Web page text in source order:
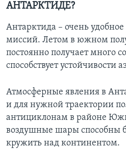
АНТАРКТИДЕ?
Антарктида – очень
миссий. Летом в южном
постоянно получает много
способствует устойчивости
Атмосферные явления в
и для нужной траектории
антициклонам в районе
воздушные шары способны
кружить над континентом.